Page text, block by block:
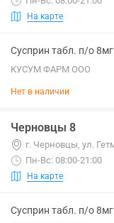
На карте
Сусприн табл. п/о
КУСУМ ФАРМ ООО
Нет в наличии
Черновцы 8
г. Черновцы, ул.
Пн-Вс: 08:00-21:00
На карте
Сусприн табл. п/о